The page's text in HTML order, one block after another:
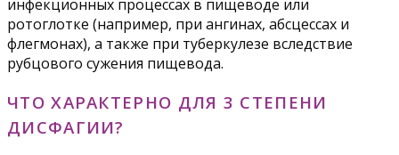
инфекционных процессах в пищеводе или
ротоглотке (например, при ангинах, абсцессах и
флегмонах), а также при туберкулезе вследствие
рубцового сужения пищевода.
ЧТО ХАРАКТЕРНО ДЛЯ 3 СТЕПЕНИ
ДИСФАГИИ?